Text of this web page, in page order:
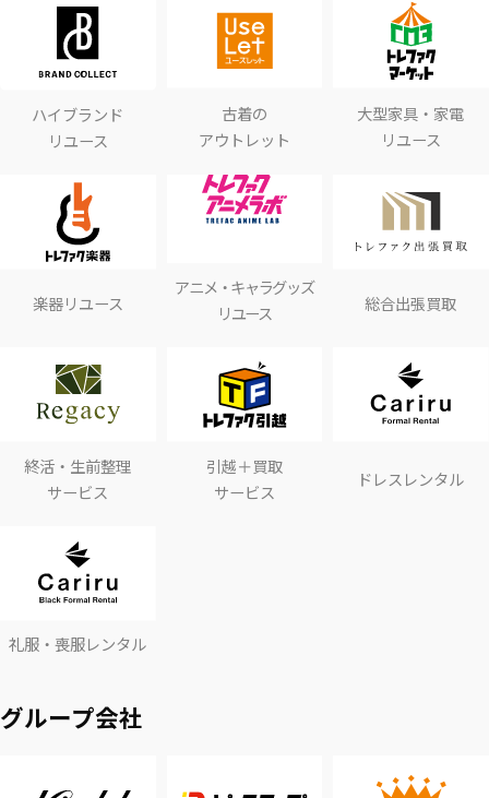
ハイブランド
リユース
古着の
アウトレット
大型家具・家電
リユース
楽器リユース
アニメ・キャラグッズ
リユース
総合出張買取
終活・生前整理
サービス
引越＋買取
サービス
ドレスレンタル
礼服・喪服レンタル
グループ会社